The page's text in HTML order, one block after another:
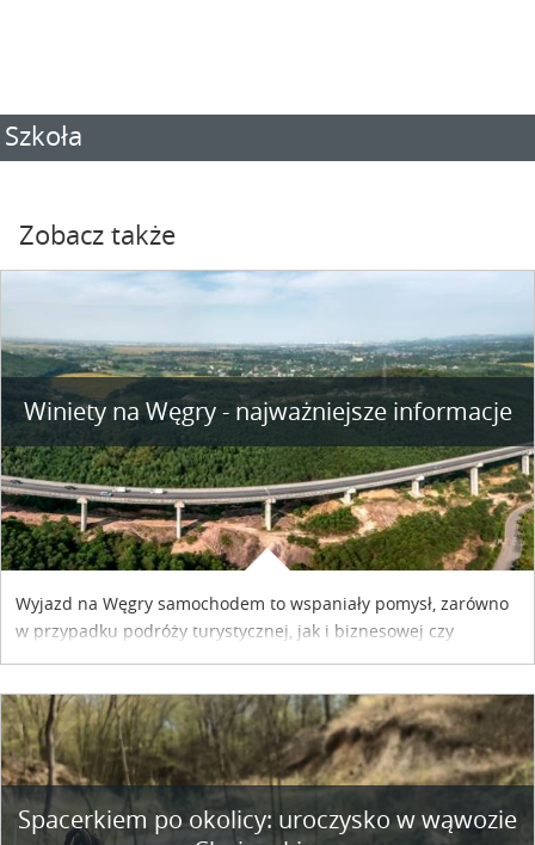
Szkoła
Zobacz także
Winiety na Węgry - najważniejsze informacje
Wyjazd na Węgry samochodem to wspaniały pomysł, zarówno
w przypadku podróży turystycznej, jak i biznesowej czy
służbowej. Pamiętać tylko trzeba o wykupieniu winiety, co
współpracy reklamowej z Hungary Vignette.
Spacerkiem po okolicy: uroczysko w wąwozie